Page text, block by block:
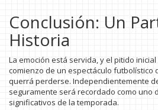
Conclusión: Un
Historia
La emoción está servida, y el pitido
comienzo de un espectáculo futbolístico
querrá perderse. Independientemente
seguramente será recordado como uno
significativos de la temporada.